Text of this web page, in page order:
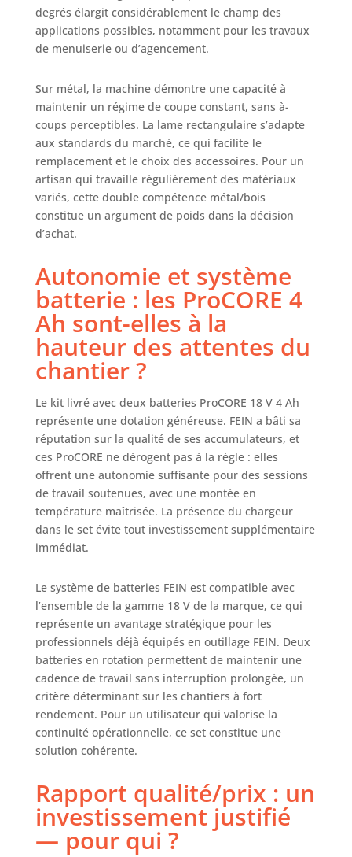
degrés élargit considérablement le champ des
applications possibles, notamment pour les travaux
de menuiserie ou d’agencement.
Sur métal, la machine démontre une capacité à
maintenir un régime de coupe constant, sans à-
coups perceptibles. La lame rectangulaire s’adapte
aux standards du marché, ce qui facilite le
remplacement et le choix des accessoires. Pour un
artisan qui travaille régulièrement des matériaux
variés, cette double compétence métal/bois
constitue un argument de poids dans la décision
d’achat.
Autonomie et système
batterie : les ProCORE 4
Ah sont-elles à la
hauteur des attentes du
chantier ?
Le kit livré avec deux batteries ProCORE 18 V 4 Ah
représente une dotation généreuse. FEIN a bâti sa
réputation sur la qualité de ses accumulateurs, et
ces ProCORE ne dérogent pas à la règle : elles
offrent une autonomie suffisante pour des sessions
de travail soutenues, avec une montée en
température maîtrisée. La présence du chargeur
dans le set évite tout investissement supplémentaire
immédiat.
Le système de batteries FEIN est compatible avec
l’ensemble de la gamme 18 V de la marque, ce qui
représente un avantage stratégique pour les
professionnels déjà équipés en outillage FEIN. Deux
batteries en rotation permettent de maintenir une
cadence de travail sans interruption prolongée, un
critère déterminant sur les chantiers à fort
rendement. Pour un utilisateur qui valorise la
continuité opérationnelle, ce set constitue une
solution cohérente.
Rapport qualité/prix : un
investissement justifié
— pour qui ?